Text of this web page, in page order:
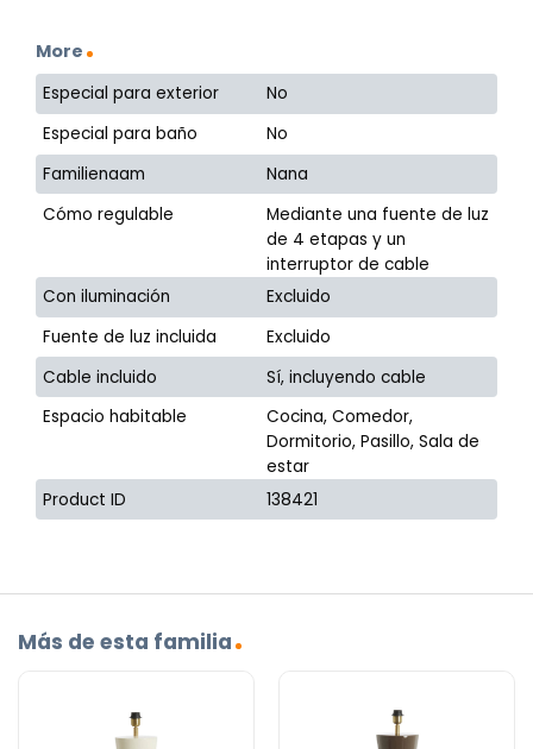
More
Especial para exterior
No
Especial para baño
No
Familienaam
Nana
Cómo regulable
Mediante una fuente de luz
de 4 etapas y un
interruptor de cable
Con iluminación
Excluido
Fuente de luz incluida
Excluido
Cable incluido
Sí, incluyendo cable
Espacio habitable
Cocina, Comedor,
Dormitorio, Pasillo, Sala de
estar
Product ID
138421
Más de esta familia